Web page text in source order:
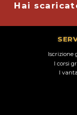
Hai
Iscrizione
I corsi
I